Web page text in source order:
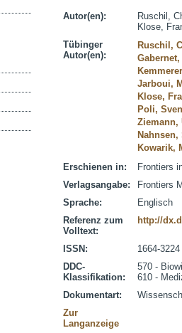
Autor(en):
Ruschil,
Klose,
Tübinger
Autor(en):
Ruschil,
Jarboui,
Klose,
Poli, Sven
Ziemann,
Nahnsen,
Kowarik,
Erschienen in:
Frontiers
Verlagsangabe:
Frontiers
Sprache:
Englisch
Referenz zum
Volltext:
http://
ISSN:
1664-3224
DDC-
Klassifikation:
570 -
610 -
Dokumentart:
Zur
Langanzeige